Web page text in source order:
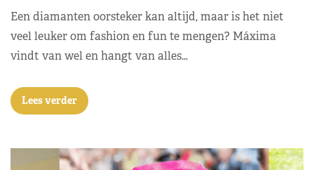
Een diamanten oorsteker kan altijd, maar is het niet
veel leuker om fashion en fun te mengen? Máxima
vindt van wel en hangt van alles…
Lees verder